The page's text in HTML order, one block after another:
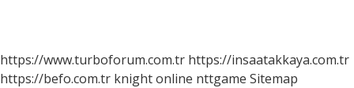
https://www.turboforum.com.tr https://insaatakkaya.com.tr
https://befo.com.tr knight online nttgame Sitemap